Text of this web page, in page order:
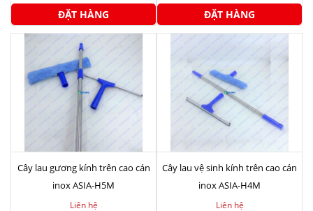
ĐẶT HÀNG ĐẶT HÀNG
Cây lau gương kính trên cao cán
inox ASIA-H5M
Liên hệ
Cây lau vệ sinh kính trên cao cán
inox ASIA-H4M
Liên hệ